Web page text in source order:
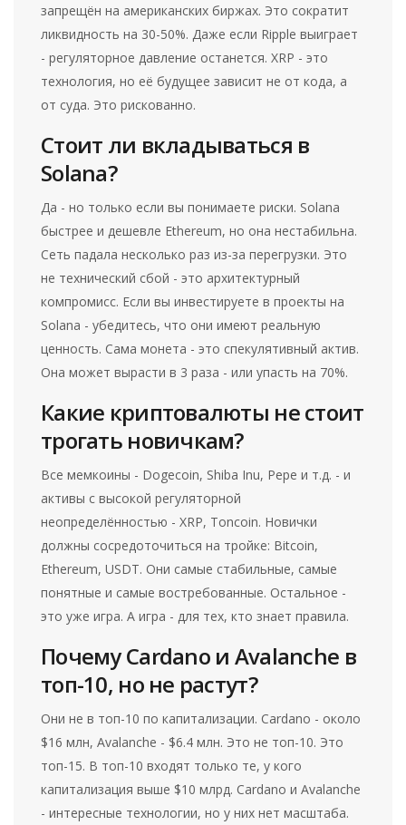
запрещён на американских биржах. Это сократит
ликвидность на 30-50%. Даже если Ripple выиграет
- регуляторное давление останется. XRP - это
технология, но её будущее зависит не от кода, а
от суда. Это рискованно.
Стоит ли вкладываться в
Solana?
Да - но только если вы понимаете риски. Solana
быстрее и дешевле Ethereum, но она нестабильна.
Сеть падала несколько раз из-за перегрузки. Это
не технический сбой - это архитектурный
компромисс. Если вы инвестируете в проекты на
Solana - убедитесь, что они имеют реальную
ценность. Сама монета - это спекулятивный актив.
Она может вырасти в 3 раза - или упасть на 70%.
Какие криптовалюты не стоит
трогать новичкам?
Все мемкоины - Dogecoin, Shiba Inu, Pepe и т.д. - и
активы с высокой регуляторной
неопределённостью - XRP, Toncoin. Новички
должны сосредоточиться на тройке: Bitcoin,
Ethereum, USDT. Они самые стабильные, самые
понятные и самые востребованные. Остальное -
это уже игра. А игра - для тех, кто знает правила.
Почему Cardano и Avalanche в
топ-10, но не растут?
Они не в топ-10 по капитализации. Cardano - около
$16 млн, Avalanche - $6.4 млн. Это не топ-10. Это
топ-15. В топ-10 входят только те, у кого
капитализация выше $10 млрд. Cardano и Avalanche
- интересные технологии, но у них нет масштаба.